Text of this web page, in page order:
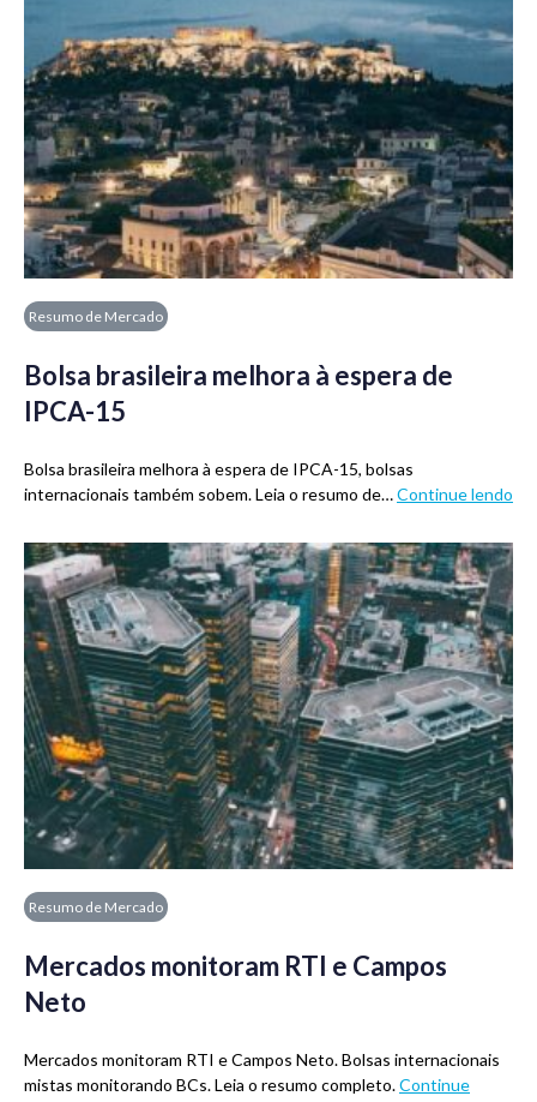
Resumo de Mercado
Bolsa brasileira melhora à espera de
IPCA-15
Bolsa brasileira melhora à espera de IPCA-15, bolsas
internacionais também sobem. Leia o resumo de…Continue lendo
Resumo de Mercado
Mercados monitoram RTI e Campos
Neto
Mercados monitoram RTI e Campos Neto. Bolsas internacionais
mistas monitorando BCs. Leia o resumo completo.Continue